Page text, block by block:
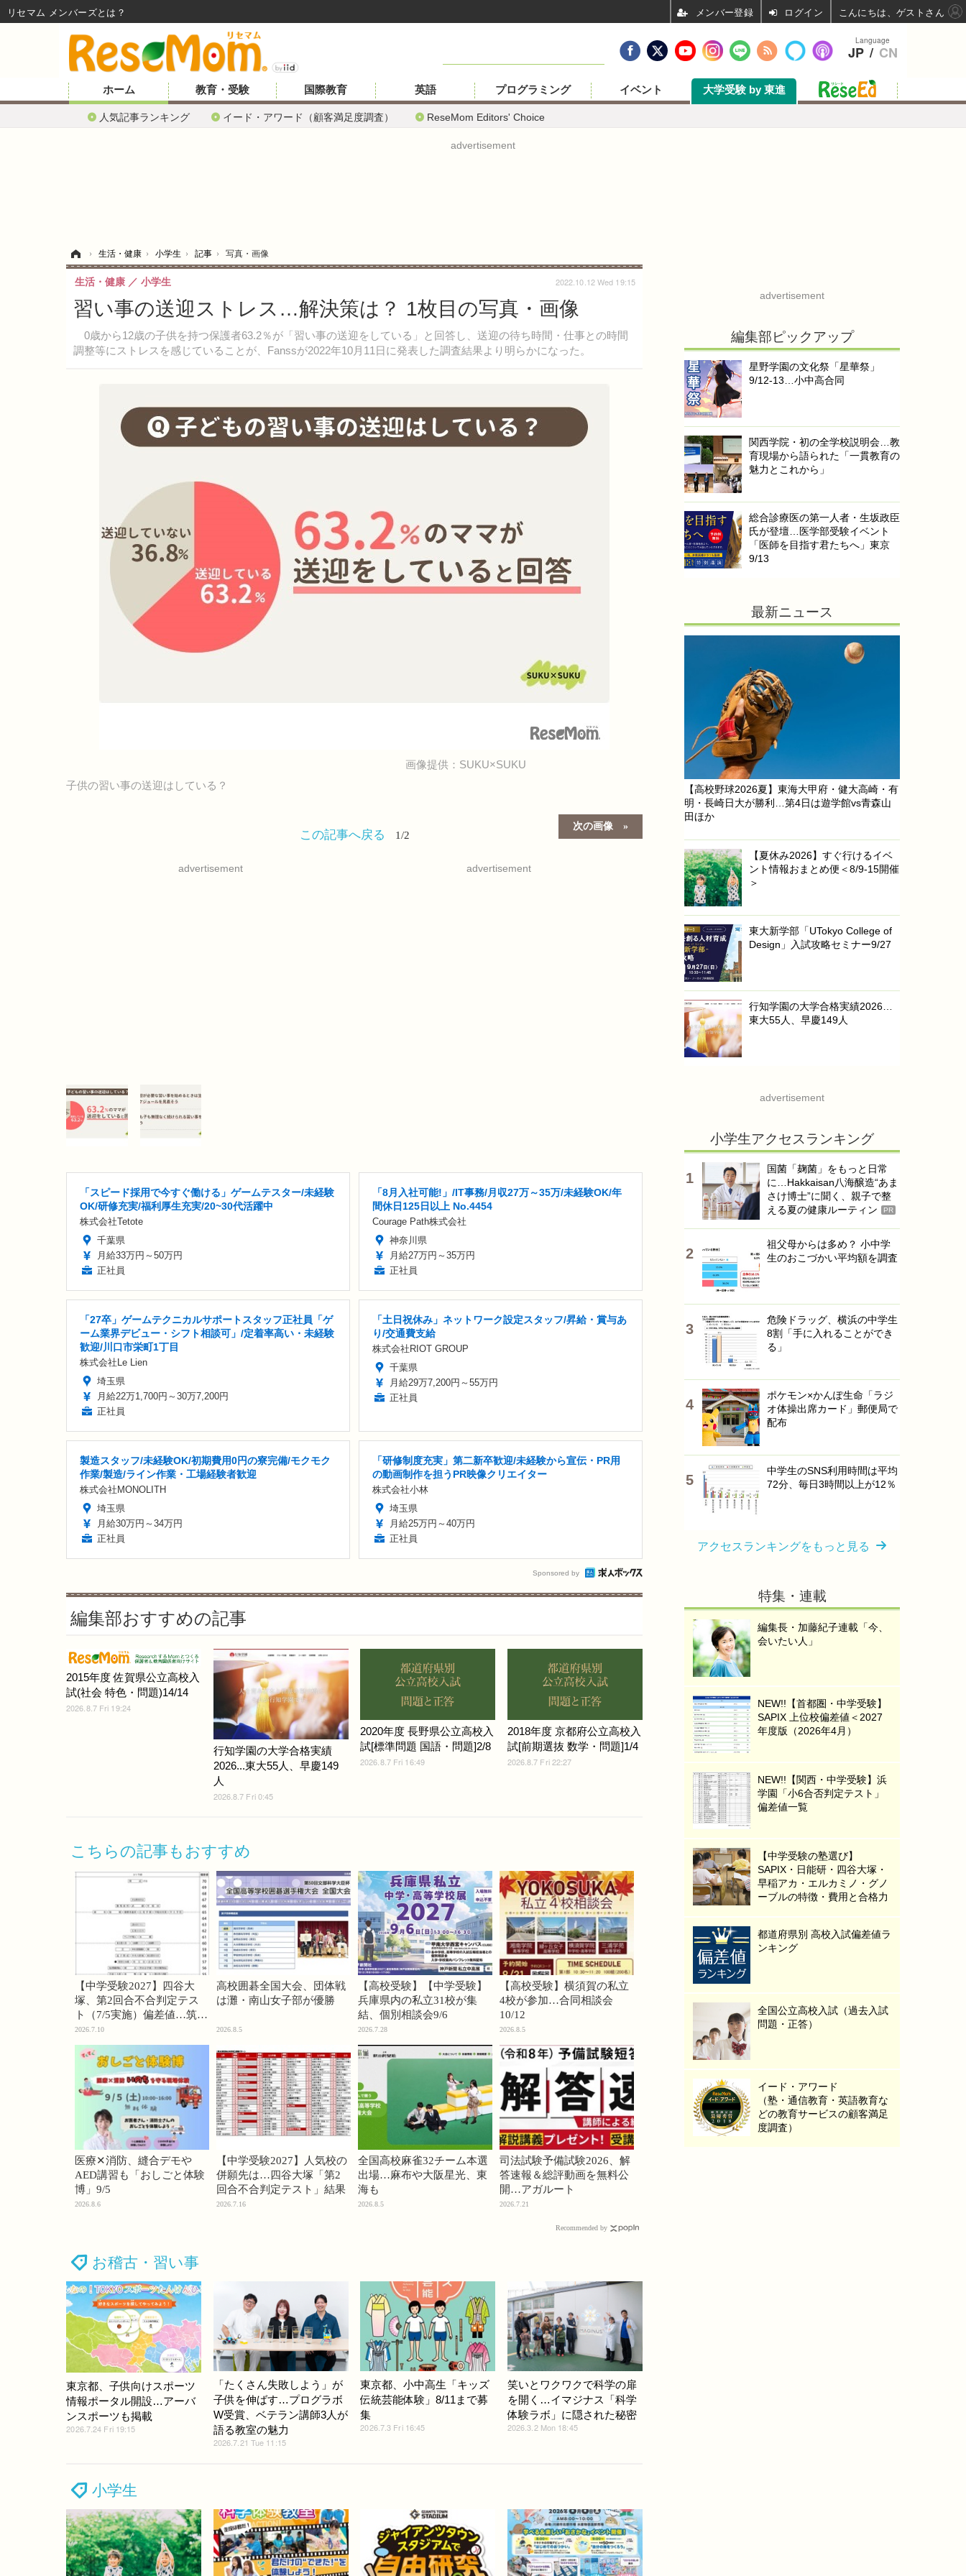
ホーム
人気記事ランキング イード・アワード（顧客満足度調査） ReseMom Editors' Choice
教育・受験 国際教育 英語 プログラミング イベント 大学受験 by 東進
advertisement
› 生活・健康 › 小学生 › 記事 › 写真・画像
習い事の送迎ストレス…解決策は？ 1枚目の写真・画像
0歳から12歳の子供を持つ保護者63.2％が「習い事の送迎をしている」と回答し、送迎の待ち時間・仕事との時間
調整等にストレスを感じていることが、Fanssが2022年10月11日に発表した調査結果より明らかになった。
生活・健康 小学生 2022.10.12 Wed 19:15
画像提供：SUKU×SUKU
子供の習い事の送迎はしている？
次の画像
この記事へ戻る 1/2
advertisement advertisement
「スピード採用で今すぐ働ける」ゲームテスター/未経験
OK/研修充実/福利厚生充実/20~30代活躍中
株式会社Tetote
千葉県
月給33万円～50万円
正社員
「8月入社可能!」/IT事務/月収27万～35万/未経験OK/年
間休日125日以上 No.4454
Courage Path株式会社
神奈川県
月給27万円～35万円
正社員
「27卒」ゲームテクニカルサポートスタッフ正社員「ゲ
ーム業界デビュー・シフト相談可」/定着率高い・未経験
歓迎/川口市栄町1丁目
株式会社Le Lien
埼玉県
月給22万1,700円～30万7,200円
正社員
「土日祝休み」ネットワーク設定スタッフ/昇給・賞与あ
り/交通費支給
株式会社RIOT GROUP
千葉県
月給29万7,200円～55万円
正社員
製造スタッフ/未経験OK/初期費用0円の寮完備/モクモク
作業/製造/ライン作業・工場経験者歓迎
株式会社MONOLITH
埼玉県
月給30万円～34万円
正社員
「研修制度充実」第二新卒歓迎/未経験から宣伝・PR用
の動画制作を担うPR映像クリエイター
株式会社小林
埼玉県
月給25万円～40万円
正社員
Sponsored by
編集部おすすめの記事
2015年度 佐賀県公立高校入
試(社会 特色・問題)14/14
2026.8.7 Fri 19:24
行知学園の大学合格実績
2026...東大55人、早慶149
人
2026.8.7 Fri 0:45
2020年度 長野県公立高校入
試[標準問題 国語・問題]2/8
2026.8.7 Fri 16:49
2018年度 京都府公立高校入
試[前期選抜 数学・問題]1/4
2026.8.7 Fri 22:27
こちらの記事もおすすめ
【中学受験2027】四谷大
塚、第2回合不合判定テス
ト（7/5実施）偏差値…筑駒
74・桜蔭70＜PR＞
2026.7.10
高校囲碁全国大会、団体戦
は灘・南山女子部が優勝
2026.8.5
【高校受験】【中学受験】
兵庫県内の私立31校が集
結、個別相談会9/6
2026.7.28
【高校受験】横須賀の私立
4校が参加…合同相談会
10/12
2026.8.5
医療✕消防、縫合デモや
AED講習も「おしごと体験
博」9/5
2026.8.6
【中学受験2027】人気校の
併願先は…四谷大塚「第2
回合不合判定テスト」結果
2026.7.16
全国高校麻雀32チーム本選
出場…麻布や大阪星光、東
海も
2026.8.5
司法試験予備試験2026、解
答速報＆総評動画を無料公
開…アガルート
2026.7.21
Recommended by
お稽古・習い事
東京都、子供向けスポーツ
情報ポータル開設…アーバ
ンスポーツも掲載
2026.7.24 Fri 19:15
「たくさん失敗しよう」が
子供を伸ばす…プログラボ
W受賞、ベテラン講師3人が
語る教室の魅力
2026.7.21 Tue 11:15
東京都、小中高生「キッズ
伝統芸能体験」8/11まで募
集
2026.7.3 Fri 16:45
笑いとワクワクで科学の扉
を開く…イマジナス「科学
体験ラボ」に隠された秘密
2026.3.2 Mon 18:45
小学生
advertisement
編集部ピックアップ
星野学園の文化祭「星華祭」
9/12-13…小中高合同
関西学院・初の全学校説明会…教
育現場から語られた「一貫教育の
魅力とこれから」
総合診療医の第一人者・生坂政臣
氏が登壇…医学部受験イベント
「医師を目指す君たちへ」東京
9/13
最新ニュース
【高校野球2026夏】東海大甲府・健大高崎・有
明・長崎日大が勝利…第4日は遊学館vs青森山
田ほか
【夏休み2026】すぐ行けるイベ
ント情報おまとめ便＜8/9-15開催
＞
東大新学部「UTokyo College of
Design」入試攻略セミナー9/27
行知学園の大学合格実績2026…
東大55人、早慶149人
advertisement
小学生アクセスランキング
国菌「麹菌」をもっと日常
に…Hakkaisan八海醸造“あま
さけ博士”に聞く、親子で整
える夏の健康ルーティン
PR
祖父母からは多め？ 小中学
生のおこづかい平均額を調査
危険ドラッグ、横浜の中学生
8割「手に入れることができ
る」
ポケモン×かんぽ生命「ラジ
オ体操出席カード」郵便局で
配布
中学生のSNS利用時間は平均
72分、毎日3時間以上が12％
アクセスランキングをもっと見る
特集・連載
編集長・加藤紀子連載「今、
会いたい人」
NEW!!【首都圏・中学受験】
SAPIX 上位校偏差値＜2027
年度版（2026年4月）
NEW!!【関西・中学受験】浜
学園「小6合否判定テスト」
偏差値一覧
【中学受験の塾選び】
SAPIX・日能研・四谷大塚・
早稲アカ・エルカミノ・グノ
ーブルの特徴・費用と合格力
都道府県別 高校入試偏差値ラ
ンキング
全国公立高校入試（過去入試
問題・正答）
イード・アワード
（塾・通信教育・英語教育な
どの教育サービスの顧客満足
度調査）
Language
JP / CN
リセマム メンバーズ ログイン こんにちは、ゲストさん